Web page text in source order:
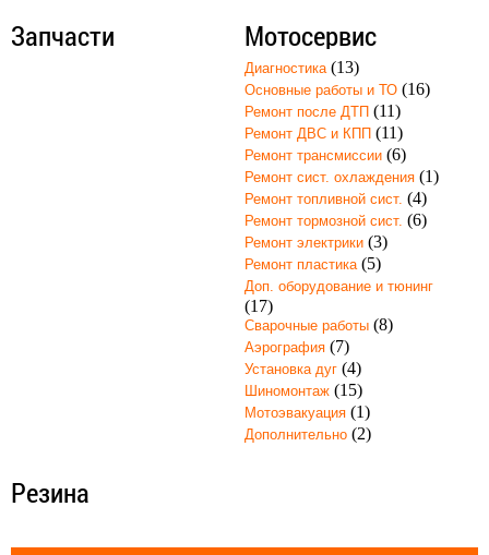
Запчасти Мотосервис
Диагностика(13)
Основные работы и ТО(16)
Ремонт после ДТП(11)
Ремонт ДВС и КПП(11)
Ремонт трансмиссии(6)
Ремонт сист. охлаждения(1)
Ремонт топливной сист. (4)
Ремонт тормозной сист. (6)
Ремонт электрики(3)
Ремонт пластика(5)
Доп. оборудование и тюнинг
(17)
Сварочные работы(8)
Аэрография(7)
Установка дуг(4)
Шиномонтаж(15)
Мотоэвакуация(1)
Дополнительно(2)
Резина